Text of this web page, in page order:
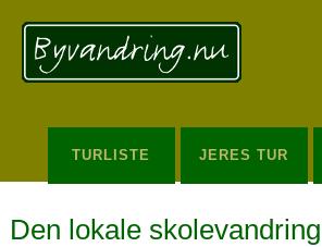
TURLISTE JERES TUR
Den lokale skolevandring